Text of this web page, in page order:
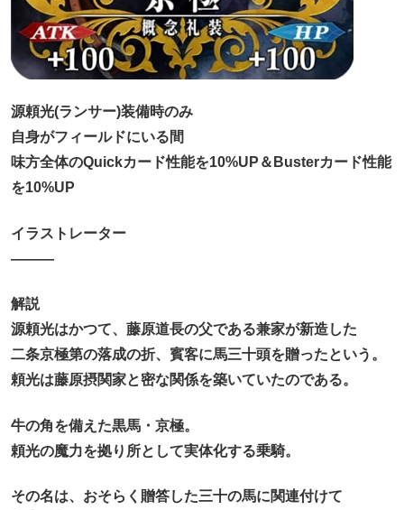
源頼光(ランサー)装備時のみ
自身がフィールドにいる間
味方全体のQuickカード性能を10%UP＆Busterカード性能
を10%UP
イラストレーター
―――
解説
源頼光はかつて、藤原道長の父である兼家が新造した
二条京極第の落成の折、賓客に馬三十頭を贈ったという。
頼光は藤原摂関家と密な関係を築いていたのである。
牛の角を備えた黒馬・京極。
頼光の魔力を拠り所として実体化する乗騎。
その名は、おそらく贈答した三十の馬に関連付けて